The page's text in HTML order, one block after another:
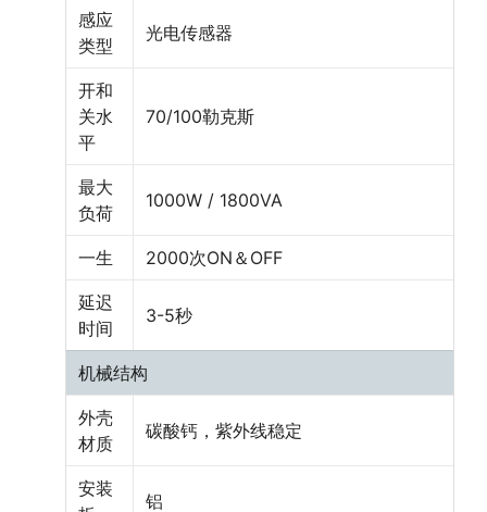
感应
类型
光电传感器
开和
关水
平
70/100勒克斯
最大
负荷
1000W / 1800VA
一生 2000次ON＆OFF
延迟
时间
3-5秒
机械结构
外壳
材质
碳酸钙，紫外线稳定
安装
铝